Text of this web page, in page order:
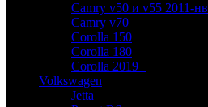
Camry v50 и v55 2011-нв
Camry v70
Corolla 150
Corolla 180
Corolla 2019+
Volkswagen
Jetta